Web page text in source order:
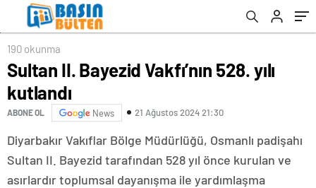
190 okunma
Sultan II. Bayezid Vakfı’nın 528. yılı
kutlandı
ABONE OL News 21 Ağustos 2024 21:30
Diyarbakır Vakıflar Bölge Müdürlüğü, Osmanlı padişahı
Sultan II. Bayezid tarafından 528 yıl önce kurulan ve
asırlardır toplumsal dayanışma ile yardımlaşma